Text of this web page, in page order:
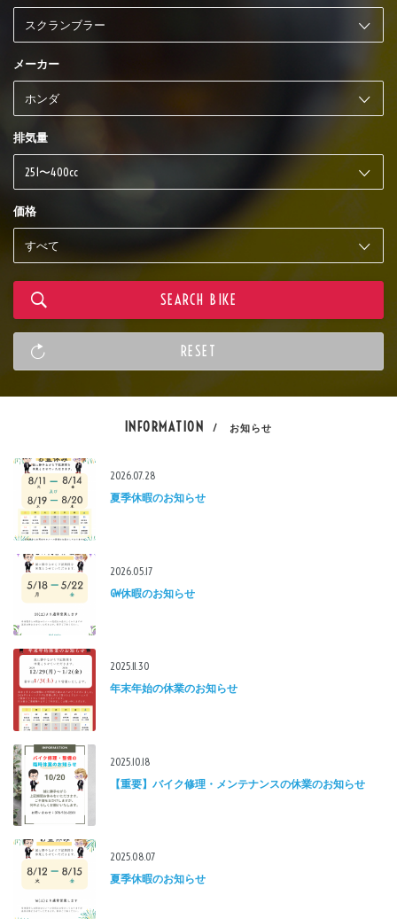
メーカー
排気量
価格
INFORMATION / お知らせ
2026.07.28
夏季休暇のお知らせ
2026.05.17
GW休暇のお知らせ
2025.11.30
年末年始の休業のお知らせ
2025.10.18
【重要】バイク修理・メンテナンスの休業のお知らせ
2025.08.07
夏季休暇のお知らせ